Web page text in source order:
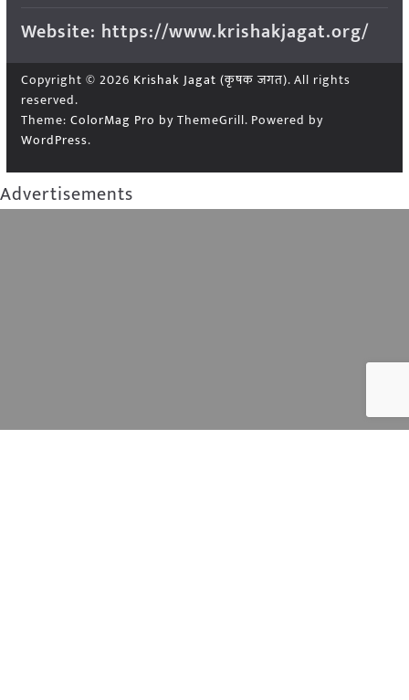
Website: https://www.krishakjagat.org/
Copyright © 2026 Krishak Jagat (कृषक जगत). All rights
reserved.
Theme: ColorMag Pro by ThemeGrill. Powered by
WordPress.
Advertisements